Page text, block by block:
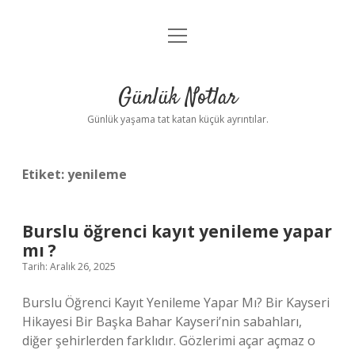
Anasayfa
Yasal Uyarı
menüyü
Günlük Notlar
Günlük yaşama tat katan küçük ayrıntılar.
Etiket:yenileme
Burslu öğrenci kayıt yenileme yapar
mı ?
Tarih: Aralık 26, 2025
Burslu Öğrenci Kayıt Yenileme Yapar Mı? Bir Kayseri
Hikayesi Bir Başka Bahar Kayseri’nin sabahları,
diğer şehirlerden farklıdır. Gözlerimi açar açmaz o